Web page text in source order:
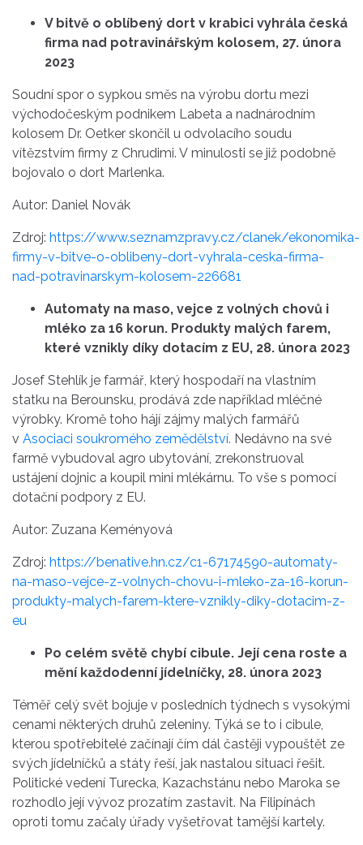
V bitvě o oblíbený dort v krabici vyhrála česká
firma nad potravinářským kolosem, 27. února
2023
Soudní spor o sypkou směs na výrobu dortu mezi
východočeským podnikem Labeta a nadnárodním
kolosem Dr. Oetker skončil u odvolacího soudu
vítězstvím firmy z Chrudimi. V minulosti se již podobně
bojovalo o dort Marlenka.
Autor: Daniel Novák
Zdroj: https://www.seznamzpravy.cz/clanek/ekonomika-
firmy-v-bitve-o-oblibeny-dort-vyhrala-ceska-firma-
nad-potravinarskym-kolosem-226681
Automaty na maso, vejce z volných chovů i
mléko za 16 korun. Produkty malých farem,
které vznikly díky dotacím z EU, 28. února 2023
Josef Stehlík je farmář, který hospodaří na vlastním
statku na Berounsku, prodává zde například mléčné
výrobky. Kromě toho hájí zájmy malých farmářů
v Asociaci soukromého zemědělství. Nedávno na své
farmě vybudoval agro ubytování, zrekonstruoval
ustájení dojnic a koupil mini mlékárnu. To vše s pomocí
dotační podpory z EU.
Autor: Zuzana Keményová
Zdroj: https://benative.hn.cz/c1-67174590-automaty-
na-maso-vejce-z-volnych-chovu-i-mleko-za-16-korun-
produkty-malych-farem-ktere-vznikly-diky-dotacim-z-
eu
Po celém světě chybí cibule. Její cena roste a
mění každodenní jídelníčky, 28. února 2023
Téměř celý svět bojuje v posledních týdnech s vysokými
cenami některých druhů zeleniny. Týká se to i cibule,
kterou spotřebitelé začínají čím dál častěji vypouštět ze
svých jídelníčků a státy řeší, jak nastalou situaci řešit.
Politické vedení Turecka, Kazachstánu nebo Maroka se
rozhodlo její vývoz prozatím zastavit. Na Filipínách
oproti tomu začaly úřady vyšetřovat tamější kartely.